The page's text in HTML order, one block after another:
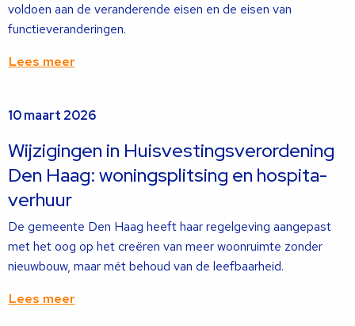
voldoen aan de veranderende eisen en de eisen van
functieveranderingen.
Lees meer
meer
10 maart 2026
Wijzigingen in Huisvestingsverordening
Den Haag: woningsplitsing en hospita-
verhuur
De gemeente Den Haag heeft haar regelgeving aangepast
met het oog op het creëren van meer woonruimte zonder
nieuwbouw, maar mét behoud van de leefbaarheid.
Lees meer